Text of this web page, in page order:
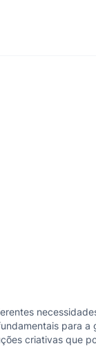
para a
criativas que